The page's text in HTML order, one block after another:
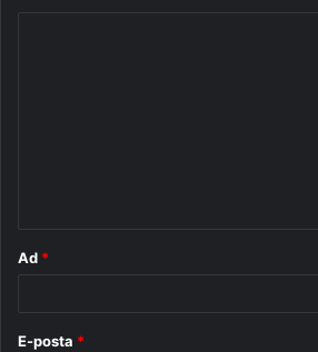
Ad *
E-posta *